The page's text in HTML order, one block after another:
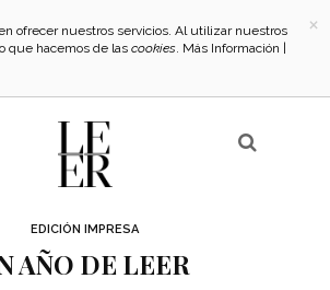
EDICIÓN IMPRESA
AÑO DE LEER
×
ofrecer nuestros servicios. Al utilizar nuestros
que hacemos de las cookies. Más Información